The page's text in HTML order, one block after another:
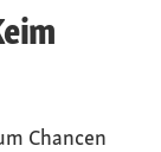
Chancen